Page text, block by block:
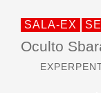
SALA-EX
Oculto